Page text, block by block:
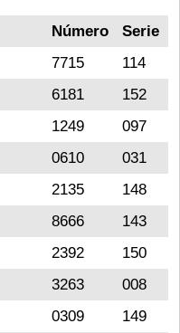
Número
Serie
7715
114
6181
152
1249
097
0610
031
2135
148
8666
143
2392
150
3263
008
0309
149